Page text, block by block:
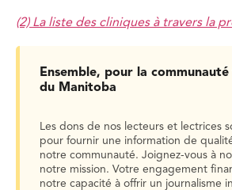
(2) La liste des cliniques à travers la
Ensemble, pour la
du Manitoba
Les dons de nos lecteurs et lectrices
pour fournir une information de
notre communauté. Joignez-vous à
notre mission. Votre engagement
notre capacité à offrir un journalisme